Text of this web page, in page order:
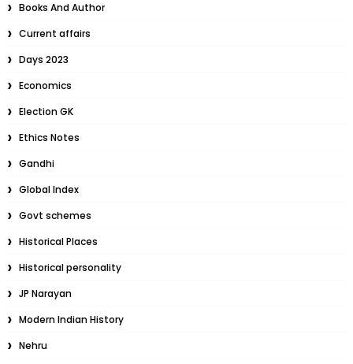
Books And Author
Current affairs
Days 2023
Economics
Election GK
Ethics Notes
Gandhi
Global Index
Govt schemes
Historical Places
Historical personality
JP Narayan
Modern Indian History
Nehru